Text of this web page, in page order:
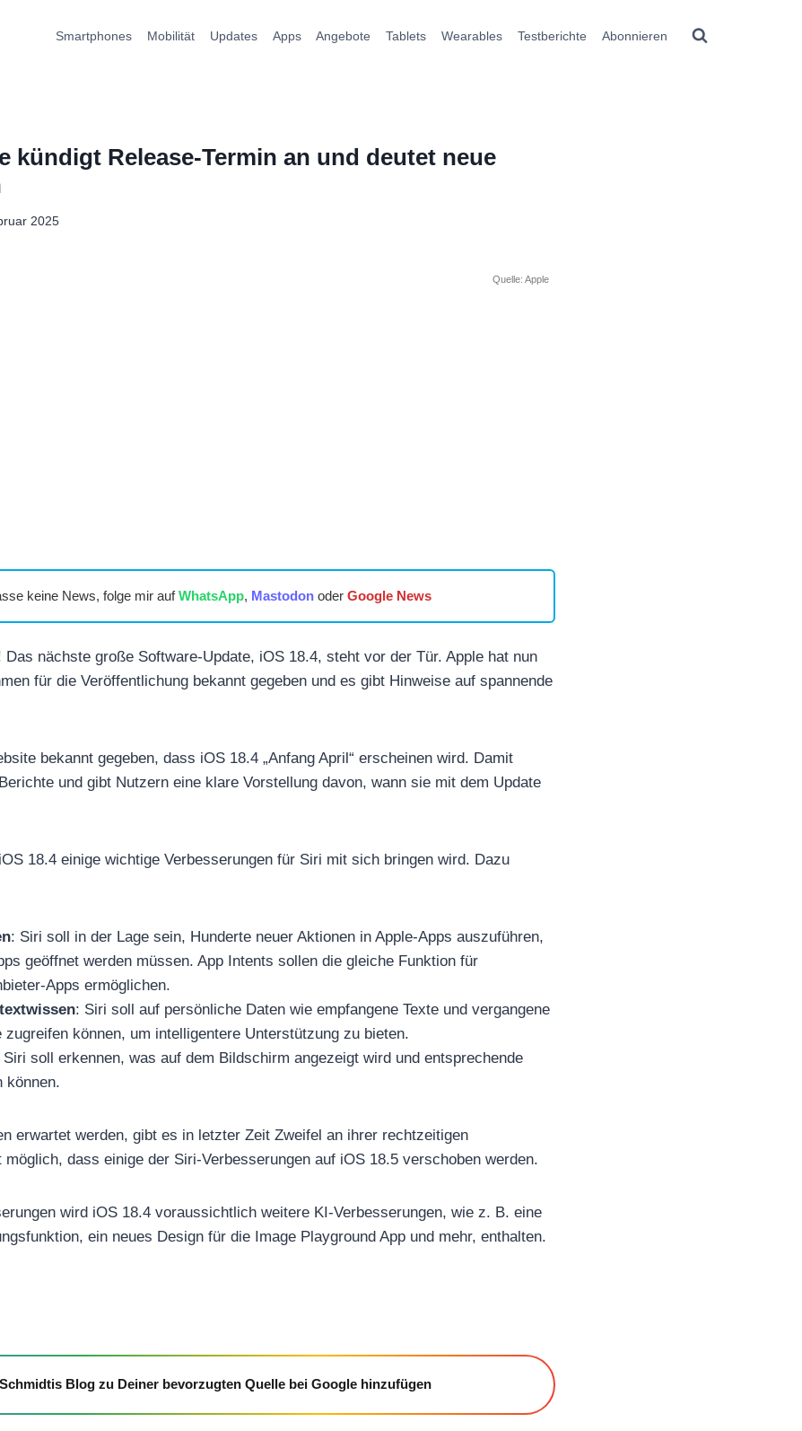
Smartphones Mobilität Updates Apps Angebote Tablets Wearables Testberichte Abonnieren
kündigt Release-Termin an und deutet neue
2025
Quelle: Apple
keine News, folge mir aufWhatsApp, Mastodonoder Google News
nächste große Software-Update, iOS 18.4, steht vor der Tür. Apple hat nun
für die Veröffentlichung bekannt gegeben und es gibt Hinweise auf spannende
bekannt gegeben, dass iOS 18.4 „Anfang April“ erscheinen wird. Damit
und gibt Nutzern eine klare Vorstellung davon, wann sie mit dem Update
18.4 einige wichtige Verbesserungen für Siri mit sich bringen wird. Dazu
: Siri soll in der Lage sein, Hunderte neuer Aktionen in Apple-Apps auszuführen,
geöffnet werden müssen. App Intents sollen die gleiche Funktion für
Apps ermöglichen.
: Siri soll auf persönliche Daten wie empfangene Texte und vergangene
zugreifen können, um intelligentere Unterstützung zu bieten.
Siri soll erkennen, was auf dem Bildschirm angezeigt wird und entsprechende
können.
erwartet werden, gibt es in letzter Zeit Zweifel an ihrer rechtzeitigen
dass einige der Siri-Verbesserungen auf iOS 18.5 verschoben werden.
wird iOS 18.4 voraussichtlich weitere KI-Verbesserungen, wie z. B. eine
ein neues Design für die Image Playground App und mehr, enthalten.
Schmidtis Blog zu Deiner bevorzugten Quelle bei Google hinzufügen